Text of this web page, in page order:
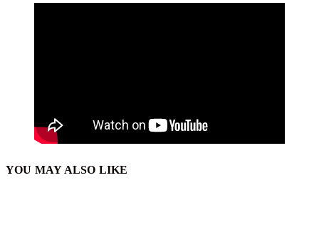
YOU MAY ALSO LIKE